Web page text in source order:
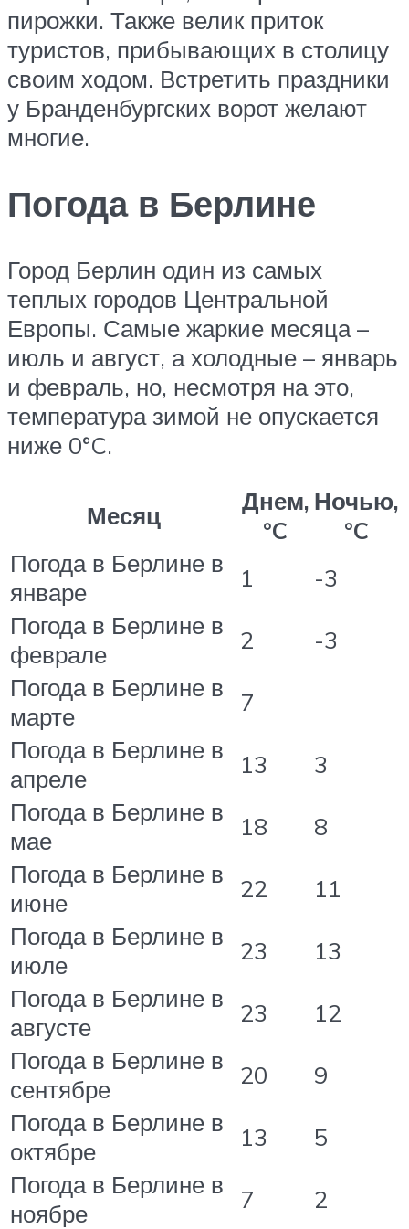
пирожки. Также велик приток
туристов, прибывающих в столицу
своим ходом. Встретить праздники
у Бранденбургских ворот желают
многие.
Погода в Берлине
Город Берлин один из самых
теплых городов Центральной
Европы. Самые жаркие месяца –
июль и август, а холодные – январь
и февраль, но, несмотря на это,
температура зимой не опускается
ниже 0°C.
Месяц
Днем,
°C
Ночью,
°C
Погода в Берлине в
январе
1
-3
Погода в Берлине в
феврале
2
-3
Погода в Берлине в
марте
7
Погода в Берлине в
апреле
13
3
Погода в Берлине в
мае
18
8
Погода в Берлине в
июне
22
11
Погода в Берлине в
июле
23
13
Погода в Берлине в
августе
23
12
Погода в Берлине в
сентябре
20
9
Погода в Берлине в
октябре
13
5
Погода в Берлине в
ноябре
7
2